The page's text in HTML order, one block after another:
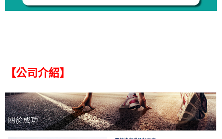
【公司介紹】